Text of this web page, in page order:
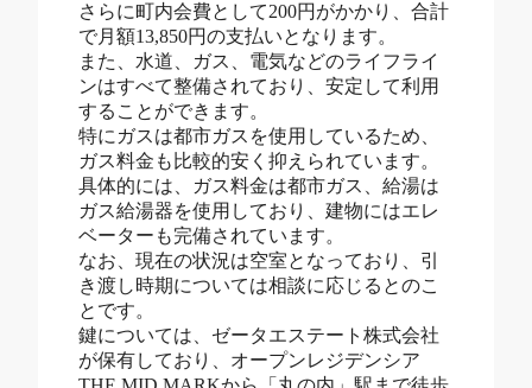
さらに町内会費として200円がかかり、合計
で月額13,850円の支払いとなります。
また、水道、ガス、電気などのライフライ
ンはすべて整備されており、安定して利用
することができます。
特にガスは都市ガスを使用しているため、
ガス料金も比較的安く抑えられています。
具体的には、ガス料金は都市ガス、給湯は
ガス給湯器を使用しており、建物にはエレ
ベーターも完備されています。
なお、現在の状況は空室となっており、引
き渡し時期については相談に応じるとのこ
とです。
鍵については、ゼータエステート株式会社
が保有しており、オープンレジデンシア